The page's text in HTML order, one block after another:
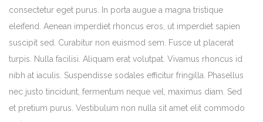
consectetur eget purus. In porta augue a magna tristique
eleifend. Aenean imperdiet rhoncus eros, ut imperdiet sapien
suscipit sed. Curabitur non euismod sem. Fusce ut placerat
turpis. Nulla facilisi. Aliquam erat volutpat. Vivamus rhoncus id
nibh at iaculis. Suspendisse sodales efficitur fringilla. Phasellus
nec justo tincidunt, fermentum neque vel, maximus diam. Sed
et pretium purus. Vestibulum non nulla sit amet elit commodo